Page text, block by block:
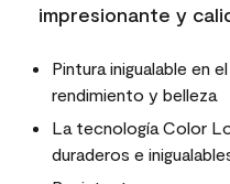
impresionante y
Pintura inigualable en
rendimiento y belleza
La tecnología Color
duraderos e